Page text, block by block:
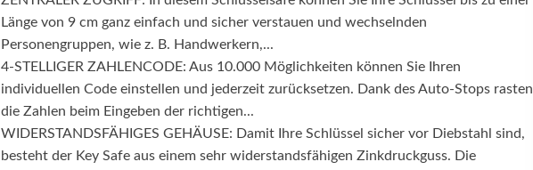
Länge von 9 cm ganz einfach und sicher verstauen und wechselnden
Personengruppen, wie z. B. Handwerkern,...
4-STELLIGER ZAHLENCODE: Aus 10.000 Möglichkeiten können Sie Ihren
individuellen Code einstellen und jederzeit zurücksetzen. Dank des Auto-Stops rasten
die Zahlen beim Eingeben der richtigen...
WIDERSTANDSFÄHIGES GEHÄUSE: Damit Ihre Schlüssel sicher vor Diebstahl sind,
besteht der Key Safe aus einem sehr widerstandsfähigen Zinkdruckguss. Die